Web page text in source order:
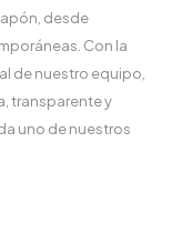
desde
Con la
de nuestro equipo,
transparente y
uno de nuestros